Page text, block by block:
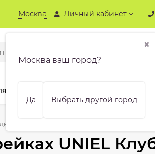
Москва
✖
Москва ваш город?
Да Выбрать другой город
Личный кабинет
хвойных
на батарейках UNIEL Клубника. 4 метра,
UNIEL